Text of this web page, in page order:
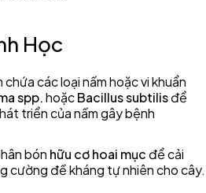
Học
các loại nấm hoặc vi khuẩn
spp.hoặcBacillus subtilisđể
triển của nấm gây bệnh
bón hữu cơ hoai mục để cải
cường đề kháng tự nhiên cho cây.